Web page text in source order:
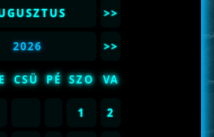
>>
2026 >>
CSÜ PÉ SZO VA
1 2